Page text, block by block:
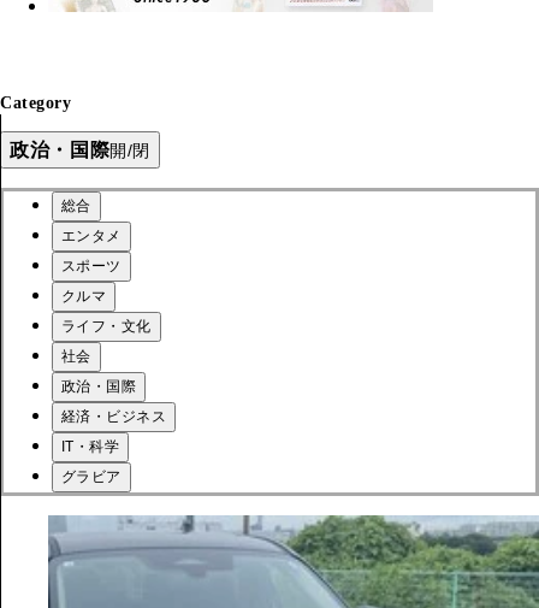
Category
政治・国際開/閉
総合
エンタメ
スポーツ
クルマ
ライフ・文化
社会
政治・国際
経済・ビジネス
IT・科学
グラビア